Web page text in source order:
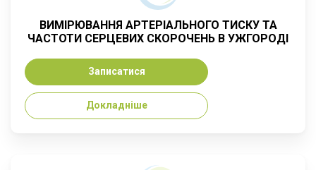
ВИМІРЮВАННЯ АРТЕРІАЛЬНОГО ТИСКУ ТА
ЧАСТОТИ СЕРЦЕВИХ СКОРОЧЕНЬ В УЖГОРОДІ
Записатися
Докладніше